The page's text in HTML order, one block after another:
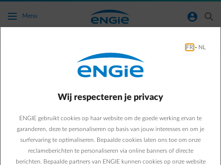
Ga naar de hoofdinhoud
Menu normal-account-circle search
Verwarming
Alles wat je moet weten
over het onderhoud van je
gasketel
FR - NL
Wij respecteren je privacy
ENGIE gebruikt cookies op haar website om de goede werking ervan te
garanderen, deze te personaliseren op basis van jouw interesses en om je
surfervaring te optimaliseren. Bepaalde cookies laten ons toe om onze
reclameberichten te personaliseren via online banners of directe
berichten. Bepaalde partners van ENGIE kunnen cookies op onze website